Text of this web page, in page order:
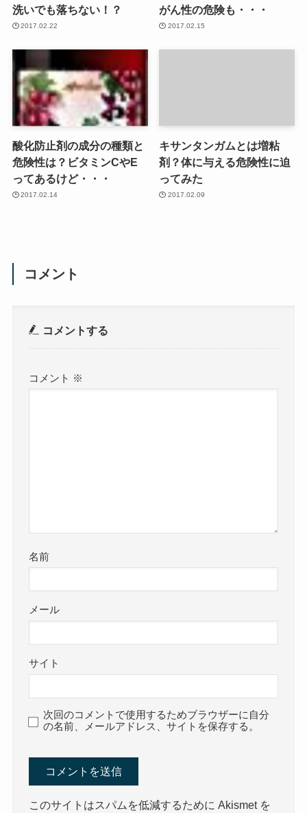
洗いでも落ちない！？
2017.02.22
がん性の危険も・・・
2017.02.15
酸化防止剤の成分の種類と
危険性は？ビタミンCやE
ってあるけど・・・
2017.02.14
キサンタンガムとは増粘
剤？体に与える危険性に迫
ってみた
2017.02.09
コメント
コメントする
コメント ※
名前
メール
サイト
次回のコメントで使用するためブラウザーに自分
の名前、メールアドレス、サイトを保存する。
このサイトはスパムを低減するために Akismet を